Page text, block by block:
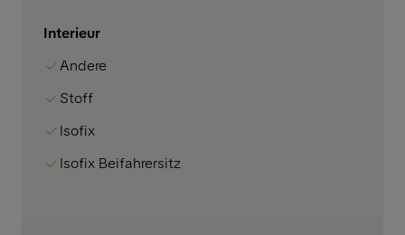
Interieur
Andere
Stoff
Isofix
Isofix Beifahrersitz